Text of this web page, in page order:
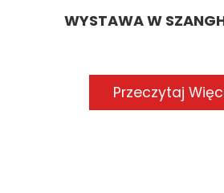
WYSTAWA W
Przeczytaj